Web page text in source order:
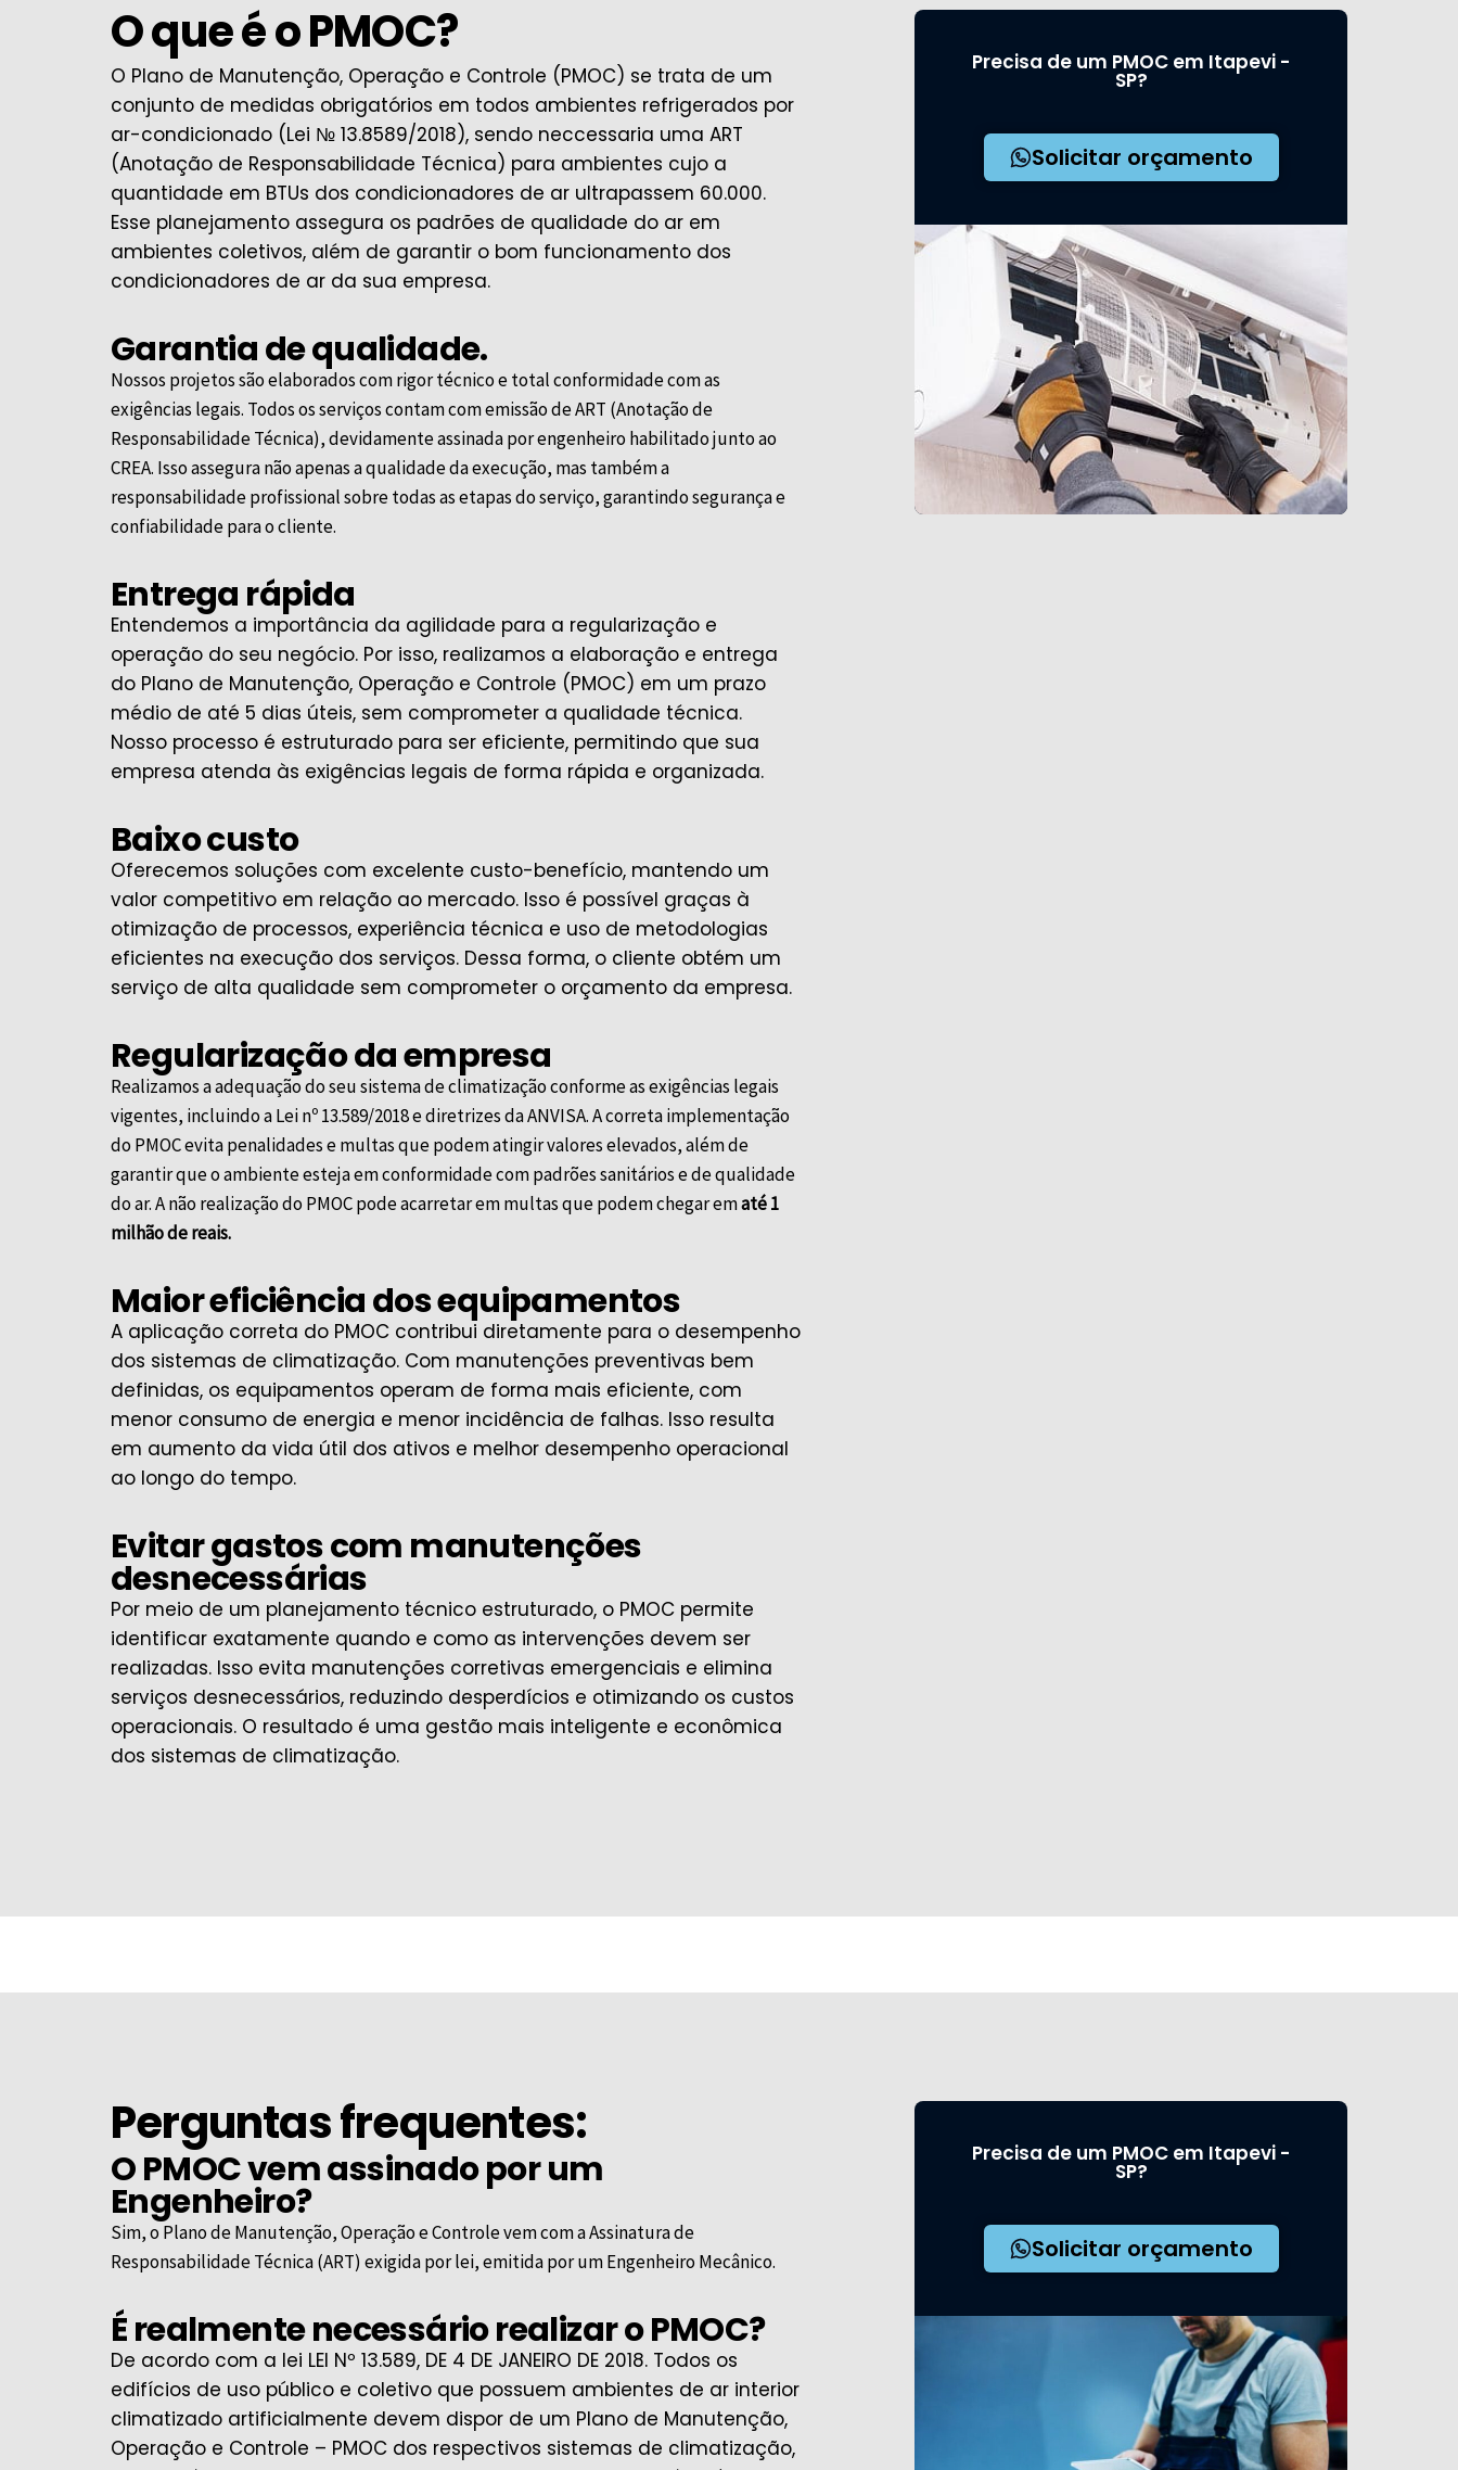
O que é o PMOC?
O Plano de Manutenção, Operação e Controle (PMOC) se trata de um
conjunto de medidas obrigatórios em todos ambientes refrigerados por
ar-condicionado (Lei № 13.8589/2018), sendo neccessaria uma ART
(Anotação de Responsabilidade Técnica) para ambientes cujo a
quantidade em BTUs dos condicionadores de ar ultrapassem 60.000.
Esse planejamento assegura os padrões de qualidade do ar em
ambientes coletivos, além de garantir o bom funcionamento dos
condicionadores de ar da sua empresa.
Garantia de qualidade.
Nossos projetos são elaborados com rigor técnico e total conformidade com as
exigências legais. Todos os serviços contam com emissão de ART (Anotação de
Responsabilidade Técnica), devidamente assinada por engenheiro habilitado junto ao
CREA. Isso assegura não apenas a qualidade da execução, mas também a
responsabilidade profissional sobre todas as etapas do serviço, garantindo segurança e
confiabilidade para o cliente.
Entrega rápida
Entendemos a importância da agilidade para a regularização e
operação do seu negócio. Por isso, realizamos a elaboração e entrega
do Plano de Manutenção, Operação e Controle (PMOC) em um prazo
médio de até 5 dias úteis, sem comprometer a qualidade técnica.
Nosso processo é estruturado para ser eficiente, permitindo que sua
empresa atenda às exigências legais de forma rápida e organizada.
Baixo custo
Oferecemos soluções com excelente custo-benefício, mantendo um
valor competitivo em relação ao mercado. Isso é possível graças à
otimização de processos, experiência técnica e uso de metodologias
eficientes na execução dos serviços. Dessa forma, o cliente obtém um
serviço de alta qualidade sem comprometer o orçamento da empresa.
Regularização da empresa
Realizamos a adequação do seu sistema de climatização conforme as exigências legais
vigentes, incluindo a Lei nº 13.589/2018 e diretrizes daANVISA. A correta implementação
do PMOC evita penalidades e multas que podem atingir valores elevados, além de
garantir que o ambiente esteja em conformidade com padrões sanitários e de qualidade
do ar. A não realização do PMOC pode acarretar em multas que podem chegar ematé 1
milhão de reais.
Maior eficiência dos equipamentos
A aplicação correta do PMOC contribui diretamente para o desempenho
dos sistemas de climatização. Com manutenções preventivas bem
definidas, os equipamentos operam de forma mais eficiente, com
menor consumo de energia e menor incidência de falhas. Isso resulta
em aumento da vida útil dos ativos e melhor desempenho operacional
ao longo do tempo.
Evitar gastos com manutenções
desnecessárias
Por meio de um planejamento técnico estruturado, o PMOC permite
identificar exatamente quando e como as intervenções devem ser
realizadas. Isso evita manutenções corretivas emergenciais e elimina
serviços desnecessários, reduzindo desperdícios e otimizando os custos
operacionais. O resultado é uma gestão mais inteligente e econômica
dos sistemas de climatização.
Precisa de um PMOC em Itapevi -
SP?
Solicitar orçamento
Perguntas frequentes:
O PMOC vem assinado por um
Engenheiro?
Sim, o Plano de Manutenção, Operação e Controle vem com a Assinatura de
Responsabilidade Técnica (ART) exigida por lei, emitida por um Engenheiro Mecânico.
É realmente necessário realizar o PMOC?
De acordo com a lei LEI Nº 13.589, DE 4 DE JANEIRO DE 2018. Todos os
edifícios de uso público e coletivo que possuem ambientes de ar interior
climatizado artificialmente devem dispor de um Plano de Manutenção,
Operação e Controle – PMOC dos respectivos sistemas de climatização,
Precisa de um PMOC em Itapevi -
SP?
Solicitar orçamento